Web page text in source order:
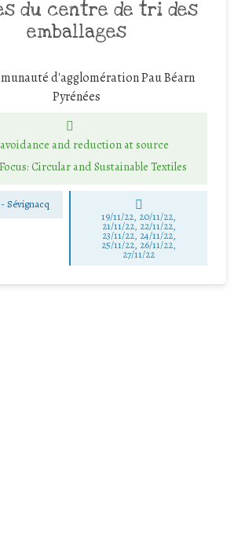
du centre de tri des
emballages
d'agglomération Pau Béarn
Pyrénées
and reduction at source
Circular and Sustainable Textiles
-Sévignacq
19/11/22, 20/11/22,
21/11/22, 22/11/22,
23/11/22, 24/11/22,
25/11/22, 26/11/22,
27/11/22